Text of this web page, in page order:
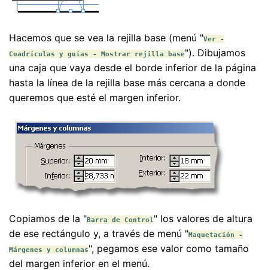
Hacemos que se vea la rejilla base (menú "Ver -
Cuadrículas y guías - Mostrar rejilla base"). Dibujamos
una caja que vaya desde el borde inferior de la página
hasta la línea de la rejilla base más cercana a donde
queremos que esté el margen inferior.
Copiamos de la "Barra de Control" los valores de altura
de ese rectángulo y, a través de menú "Maquetación -
Márgenes y columnas", pegamos ese valor como tamaño
del margen inferior en el menú.